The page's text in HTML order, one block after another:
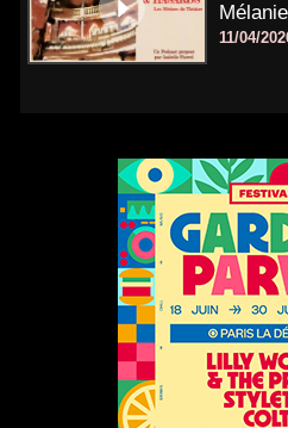
11/04/